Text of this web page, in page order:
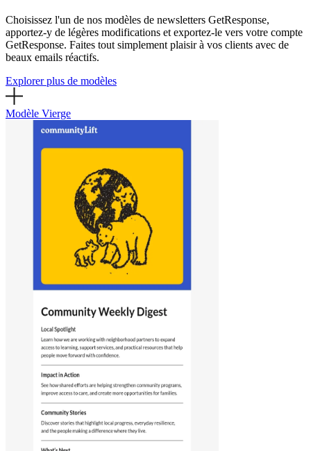
Choisissez l'un de nos modèles de newsletters GetResponse,
apportez-y de légères modifications et exportez-le vers votre compte
GetResponse. Faites tout simplement plaisir à vos clients avec de
beaux emails réactifs.
Explorer plus de modèles
Modèle Vierge